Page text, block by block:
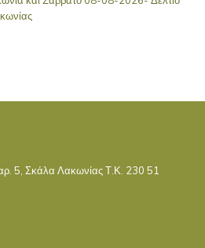
5, Σκάλα Λακωνίας Τ.Κ. 230 51